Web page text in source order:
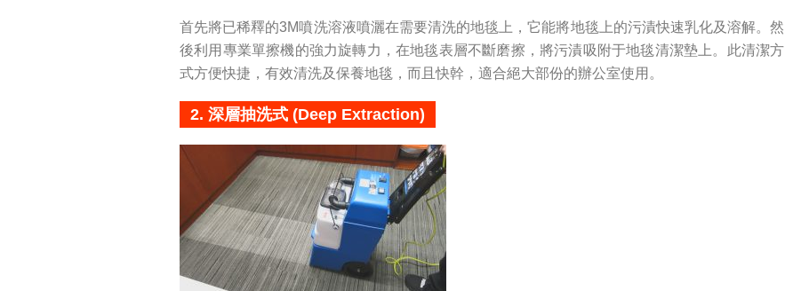
首先將已稀釋的3M噴洗溶液噴灑在需要清洗的地毯上，它能將地毯上的污漬快速乳化及溶解。然
後利用專業單擦機的強力旋轉力，在地毯表層不斷磨擦，將污漬吸附于地毯清潔墊上。此清潔方
式方便快捷，有效清洗及保養地毯，而且快幹，適合絕大部份的辦公室使用。
2. 深層抽洗式 (Deep Extraction)